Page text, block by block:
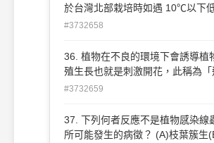
於台灣北部栽培時如遇 10℃以下
出現何種現象？ (A)腐爛軟化 (B)開
#3732658
36. 植物在不良的環境下會誘導植
殖生長也就是刺激開花，此稱為「
花」是一種很重要的植物開花模式
花」？ (A)九重葛 (B)玉蘭花 (C)
誕紅 。
#3732659
37. 下列何者反應不是植物感染線
所可能發生的病徵？ (A)枝葉簇生